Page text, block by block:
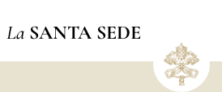
La SANTA SEDE